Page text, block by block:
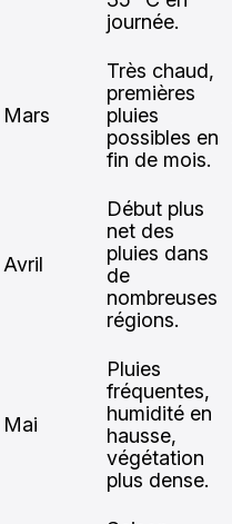
journée.
Mars
Très chaud,
premières
pluies
possibles en
fin de mois.
Avril
Début plus
net des
pluies dans
de
nombreuses
régions.
Mai
Pluies
fréquentes,
humidité en
hausse,
végétation
plus dense.